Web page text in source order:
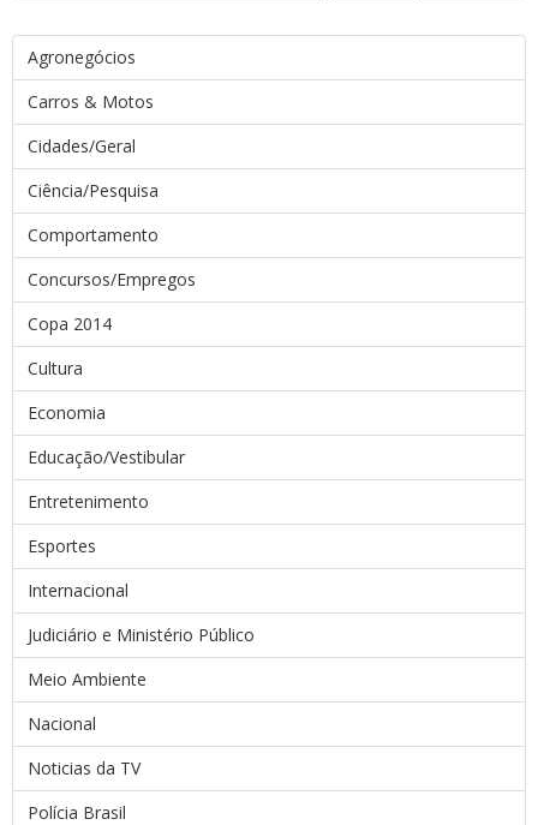
Agronegócios
Carros & Motos
Cidades/Geral
Ciência/Pesquisa
Comportamento
Concursos/Empregos
Copa 2014
Cultura
Economia
Educação/Vestibular
Entretenimento
Esportes
Internacional
Judiciário e Ministério Público
Meio Ambiente
Nacional
Noticias da TV
Polícia Brasil